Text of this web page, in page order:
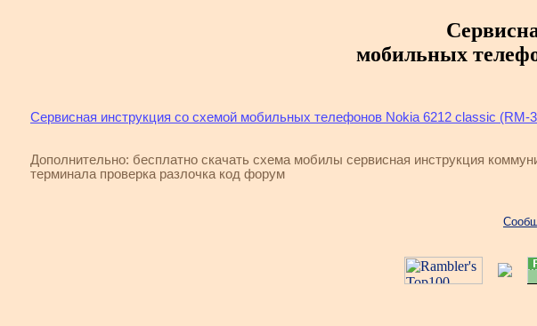
мобильных
Сервисная инструкция со схемой мобильных телефонов Nokia 6212 classic (RM-
Дополнительно: бесплатно скачать схема мобилы сервисная инструкция
терминала проверка разлочка код форум